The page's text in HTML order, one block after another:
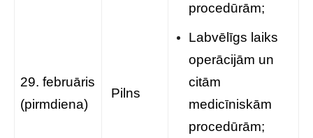
29. februāris
(pirmdiena)
Pilns
procedūrām;
Labvēlīgs laiks
operācijām un
citām
medicīniskām
procedūrām;